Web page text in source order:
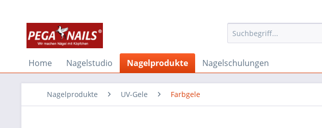
Home Nagelstudio Nagelprodukte Nagelschulungen
Nagelprodukte UV-Gele Farbgele